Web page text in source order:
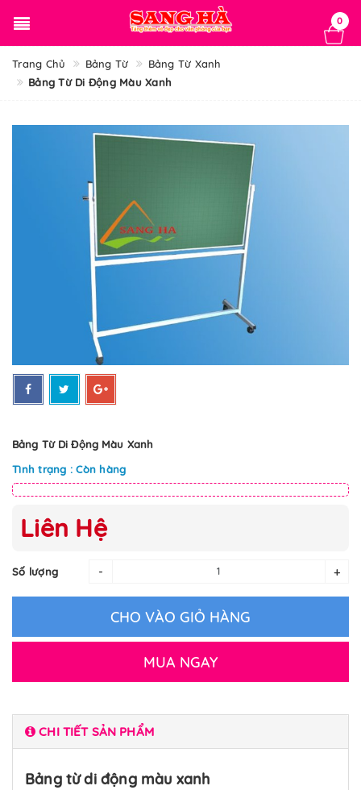
0
Trang Chủ Bảng Từ
Bảng Từ Xanh
Bảng Từ Di Động Màu Xanh
Bảng Từ Di Động Màu Xanh
Tình trạng : Còn hàng
Liên Hệ
Số lượng - +
CHO VÀO GIỎ HÀNG
MUA NGAY
CHI TIẾT SẢN PHẨM
Bảng từ di động màu xanh